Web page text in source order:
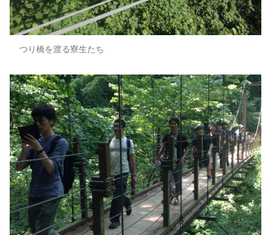
つり橋を渡る寮生たち